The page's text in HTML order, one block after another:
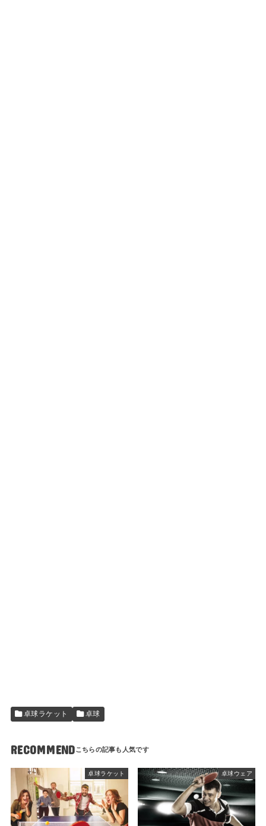
卓球ラケット 卓球
RECOMMEND
卓球ラケット 卓球ウェア